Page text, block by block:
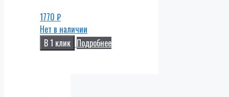
1770 ₽
Нет в наличии
В 1 клик Подробнее